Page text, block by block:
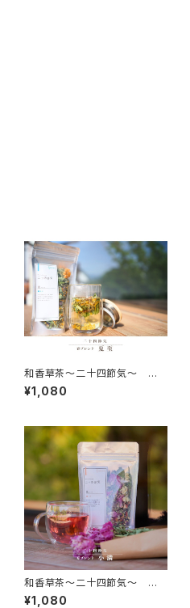
和香草茶～二十四節気～ 夏
至
¥1,080
和香草茶～二十四節気～ 小
満
¥1,080